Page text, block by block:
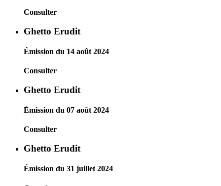
Consulter
Ghetto Erudit
Émission du 14 août 2024
Consulter
Ghetto Erudit
Émission du 07 août 2024
Consulter
Ghetto Erudit
Émission du 31 juillet 2024